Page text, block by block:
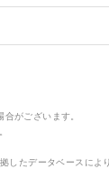
がございます。
たデータベースによ